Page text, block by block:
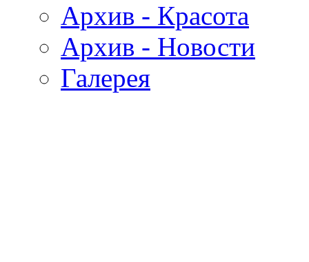
Архив - Красота
Архив - Новости
Галерея